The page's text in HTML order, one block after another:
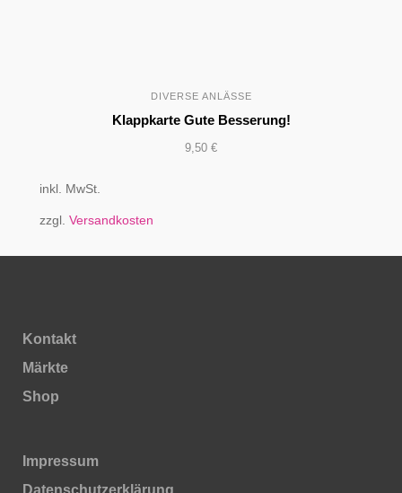
DIVERSE ANLÄSSE
Klappkarte Gute Besserung!
9,50 €
inkl. MwSt.
zzgl. Versandkosten
Kontakt
Märkte
Shop
Impressum
Daten­schutz­erklärung